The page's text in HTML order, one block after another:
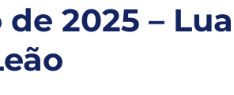
2025 – Lua